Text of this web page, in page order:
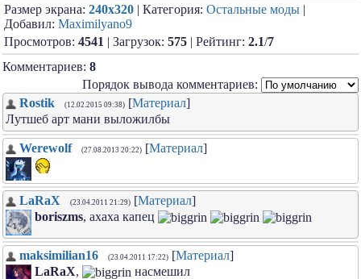
Размер экрана: 240x320 | Категория: Остальные моды |
Добавил: Maximilyano9
Просмотров: 4541 | Загрузок: 575 | Рейтинг: 2.1/7
Комментариев: 8
Порядок вывода комментариев:
Rostik
(12.02.2015 09:38) [Материал]
Лутшеб арт мани выложилбы
Werewolf (27.08.2013 20:22) [Материал]
LaRaX (23.04.2011 21:29) [Материал]
boriszms, ахаха капец
maksimilian16 (23.04.2011 17:22) [Материал]
LaRaX, насмешил